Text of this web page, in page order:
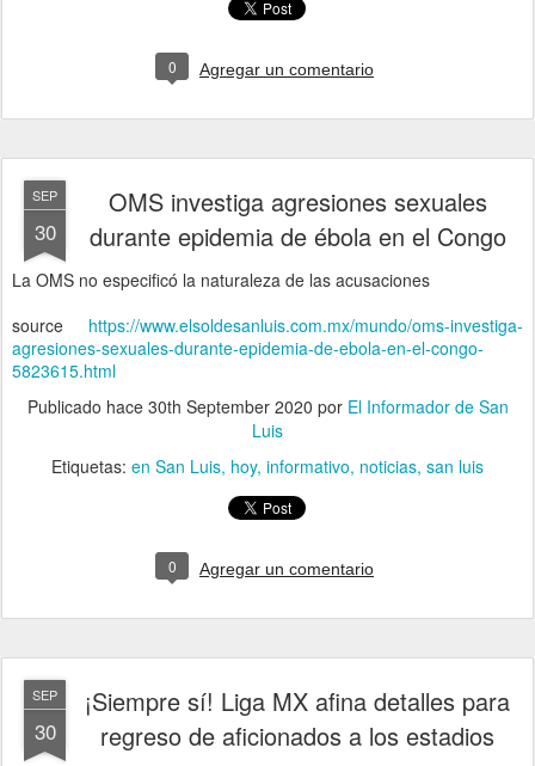
0 Agregar un comentario
SEP
30
OMS investiga agresiones sexuales
durante epidemia de ébola en el Congo
La OMS no especificó la naturaleza de las acusaciones
source https://www.elsoldesanluis.com.mx/mundo/oms-investiga-
agresiones-sexuales-durante-epidemia-de-ebola-en-el-congo-
5823615.html
Publicado hace 30th September 2020 por El Informador de San
Luis
Etiquetas: en San Luis hoy informativo noticias san luis
0 Agregar un comentario
SEP
30
¡Siempre sí! Liga MX afina detalles para
regreso de aficionados a los estadios